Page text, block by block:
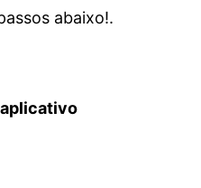
abaixo!.